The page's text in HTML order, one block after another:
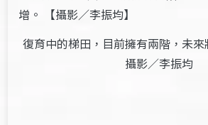
復育中的梯田，目前擁有兩階，未來
攝影／李振均